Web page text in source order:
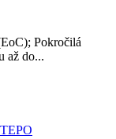
Pokročilá
až do...